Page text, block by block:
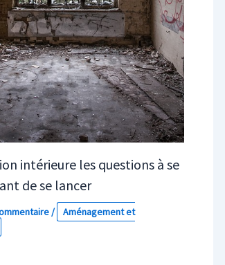
intérieure les questions à se
de se lancer
/
Aménagement et